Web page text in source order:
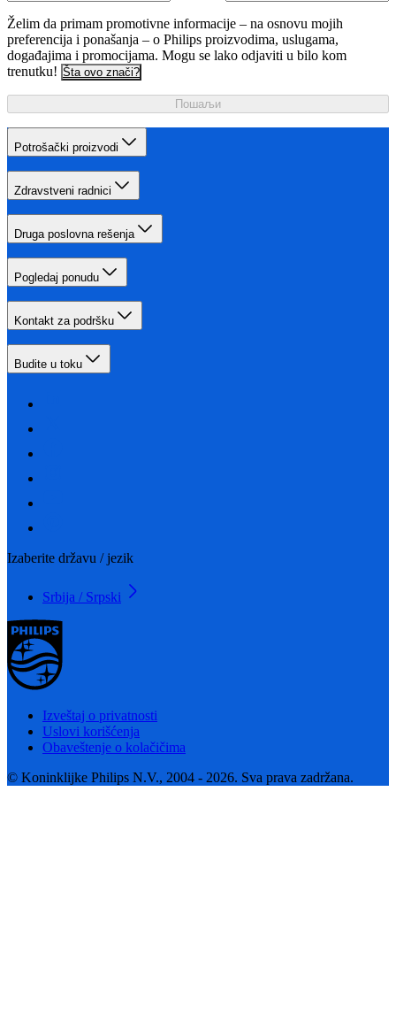
Želim da primam promotivne informacije – na osnovu mojih
preferencija i ponašanja – o Philips proizvodima, uslugama,
događajima i promocijama. Mogu se lako odjaviti u bilo kom
trenutku! Šta ovo znači?
Пошаљи
Potrošački proizvodi
Zdravstveni radnici
Druga poslovna rešenja
Pogledaj ponudu
Kontakt za podršku
Budite u toku
Izaberite državu / jezik
Srbija / Srpski
Izveštaj o privatnosti
Uslovi korišćenja
Obaveštenje o kolačičima
© Koninklijke Philips N.V., 2004 - 2026. Sva prava zadržana.